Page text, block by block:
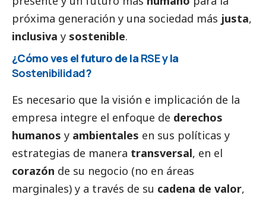
próxima generación y una sociedad más justa,
inclusiva y sostenible.
¿Cómo ves el futuro de la RSEy la
Sostenibilidad?
Es necesario que la visión e implicación de la
empresa integre el enfoque de derechos
humanos y ambientales en sus políticas y
estrategias de manera transversal, en el
corazón de su negocio (no en áreas
marginales) y a través de su cadena de valor,